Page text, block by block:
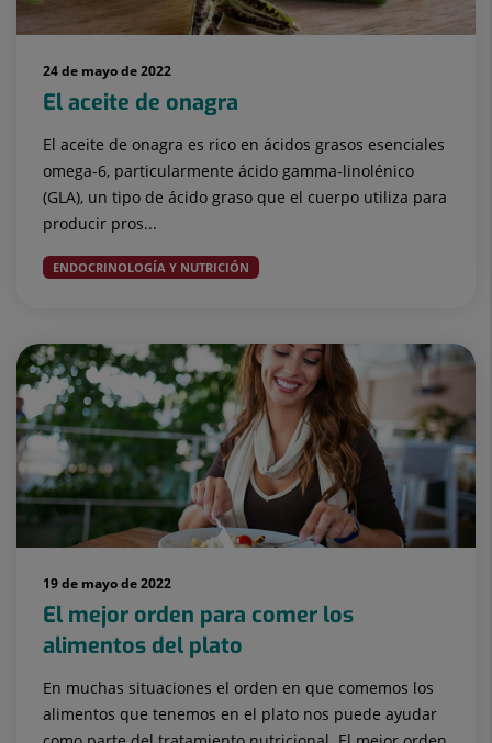
24 de mayo de 2022
El aceite de onagra
El aceite de onagra es rico en ácidos grasos esenciales
omega-6, particularmente ácido gamma-linolénico
(GLA), un tipo de ácido graso que el cuerpo utiliza para
producir pros...
ENDOCRINOLOGÍA Y NUTRICIÓN
19 de mayo de 2022
El mejor orden para comer los
alimentos del plato
En muchas situaciones el orden en que comemos los
alimentos que tenemos en el plato nos puede ayudar